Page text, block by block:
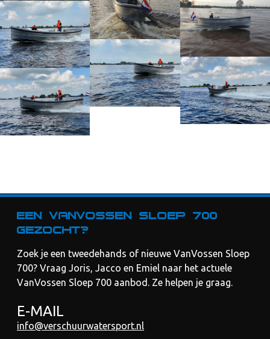
Een VanVossen Sloep 700
gezocht?
Zoek je een tweedehands of nieuwe VanVossen Sloep
700? Vraag Joris, Jacco en Emiel naar het actuele
VanVossen Sloep 700 aanbod. Ze helpen je graag.
E-MAIL
info@verschuurwatersport.nl